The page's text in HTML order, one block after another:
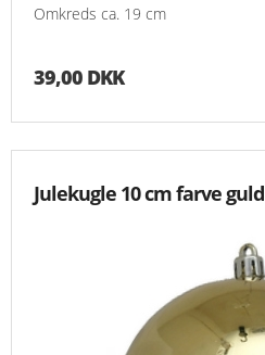
Omkreds ca. 19 cm
39,00 DKK
Julekugle 10 cm farve guld